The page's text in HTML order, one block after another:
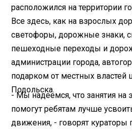
расположился на территории
Все здесь, как на взрослых
светофоры, дорожные знаки,
пешеходные переходы и
администрации города,
подарком от местных властей
Подольска.
- Мы надеемся, что занятия на
помогут ребятам лучше
движения, - говорят кураторы